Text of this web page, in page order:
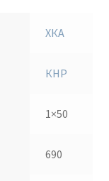
ХКА
КНР
1×50
690